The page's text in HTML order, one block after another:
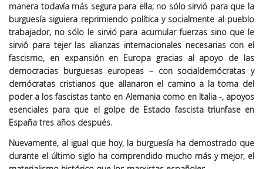
manera todavía más segura para ella; no sólo sirvió para que la
burguesía siguiera reprimiendo política y socialmente al pueblo
trabajador, no sólo le sirvió para acumular fuerzas sino que le
sirvió para tejer las alianzas internacionales necesarias con el
fascismo, en expansión en Europa gracias al apoyo de las
democracias burguesas europeas – con socialdemócratas y
demócratas cristianos que allanaron el camino a la toma del
poder a los fascistas tanto en Alemania como en Italia -, apoyos
esenciales para que el golpe de Estado fascista triunfase en
España tres años después.
Nuevamente, al igual que hoy, la burguesía ha demostrado que
durante el último siglo ha comprendido mucho más y mejor, el